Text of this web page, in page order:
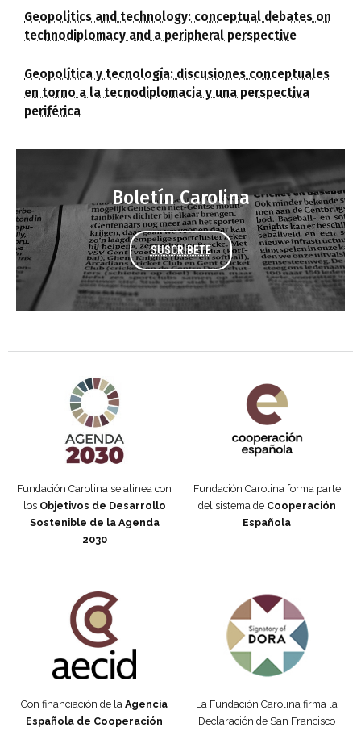
Geopolitics and technology: conceptual debates on
technodiplomacy and a peripheral perspective
Geopolítica y tecnología: discusiones conceptuales
en torno a la tecnodiplomacia y una perspectiva
periférica
Boletín Carolina
SUSCRÍBETE
Fundación Carolina se alinea con
los Objetivos de Desarrollo
Sostenible de la Agenda
2030
Fundación Carolina forma parte
del sistema de Cooperación
Española
Con financiación de la Agencia
Española de Cooperación
La Fundación Carolina firma la
Declaración de San Francisco